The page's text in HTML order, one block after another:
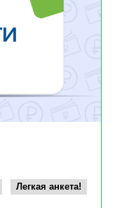
Легкая анкета!